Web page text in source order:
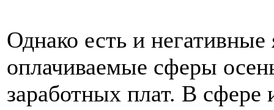
Однако есть и негативные
оплачиваемые сферы
заработных плат. В